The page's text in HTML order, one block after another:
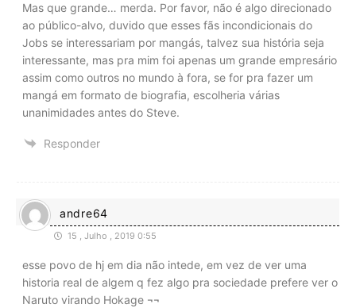
Mas que grande… merda. Por favor, não é algo direcionado
ao público-alvo, duvido que esses fãs incondicionais do
Jobs se interessariam por mangás, talvez sua história seja
interessante, mas pra mim foi apenas um grande empresário
assim como outros no mundo à fora, se for pra fazer um
mangá em formato de biografia, escolheria várias
unanimidades antes do Steve.
Responder
andre64
15 , Julho , 2019 0:55
esse povo de hj em dia não intede, em vez de ver uma
historia real de algem q fez algo pra sociedade prefere ver o
Naruto virando Hokage ¬¬